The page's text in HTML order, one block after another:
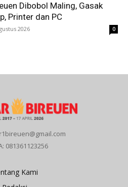
Dibobol Maling, Gasak
Printer dan PC
2026 0
081361123256
Kami